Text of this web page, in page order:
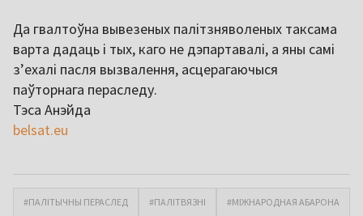
Да гвалтоўна вывезеных палітзняволеных таксама
варта дадаць і тых, каго не дэпартавалі, а яны самі
з’ехалі пасля вызвалення, асцерагаючыся
паўторнага пераследу.
Тэса Анэйда
belsat.eu
#ПАЛІТЫЧНЫ ПЕРАСЛЕД #ПАЛІТВЯЗНІ #МІЖНАРОДНАЯ АБАРОНА